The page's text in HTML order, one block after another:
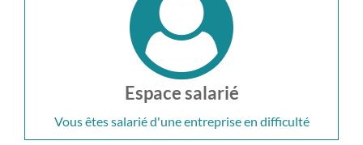
Espace salarié
Vous êtes salarié d'une entreprise en difficulté